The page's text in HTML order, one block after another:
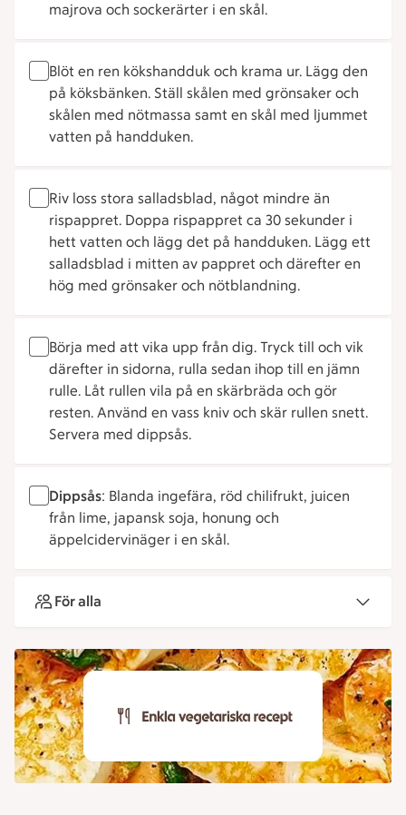
majrova och sockerärter i en skål.
Blöt en ren kökshandduk och krama ur. Lägg den
på köksbänken. Ställ skålen med grönsaker och
skålen med nötmassa samt en skål med ljummet
vatten på handduken.
Riv loss stora salladsblad, något mindre än
rispappret. Doppa rispappret ca 30 sekunder i
hett vatten och lägg det på handduken. Lägg ett
salladsblad i mitten av pappret och därefter en
hög med grönsaker och nötblandning.
Börja med att vika upp från dig. Tryck till och vik
därefter in sidorna, rulla sedan ihop till en jämn
rulle. Låt rullen vila på en skärbräda och gör
resten. Använd en vass kniv och skär rullen snett.
Servera med dippsås.
Dippsås: Blanda ingefära, röd chilifrukt, juicen
från lime, japansk soja, honung och
äppelcidervinäger i en skål.
För alla